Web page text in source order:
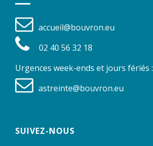
accueil@bouvron.eu
02 40 56 32 18
Urgences week-ends et jours fériés :
astreinte@bouvron.eu
SUIVEZ-NOUS